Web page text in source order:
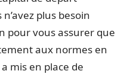
plus besoin
pour vous assurer que
aux normes en
mis en place de